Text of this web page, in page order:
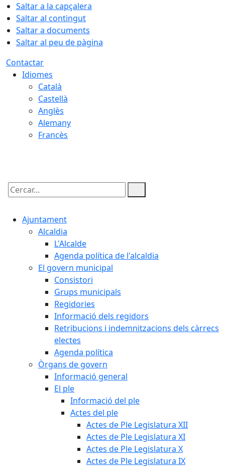
Saltar a la capçalera
Saltar al contingut
Saltar a documents
Saltar al peu de pàgina
Contactar
Idiomes
Català
Castellà
Anglès
Alemany
Francès
Cercar:
Ajuntament
Alcaldia
L'Alcalde
Agenda política de l'alcaldia
El govern municipal
Consistori
Grups municipals
Regidories
Informació dels regidors
Retribucions i indemnitzacions dels càrrecs
electes
Agenda política
Òrgans de govern
Informació general
El ple
Informació del ple
Actes del ple
Actes de Ple Legislatura XII
Actes de Ple Legislatura XI
Actes de Ple Legislatura X
Actes de Ple Legislatura IX